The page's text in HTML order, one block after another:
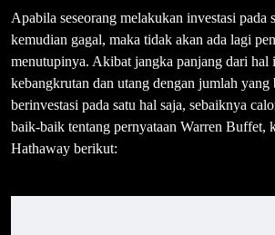
Apabila seseorang melakukan investasi pada
kemudian gagal, maka tidak akan ada lagi
menutupinya. Akibat jangka panjang dari hal
kebangkrutan dan utang dengan jumlah yang
berinvestasi pada satu hal saja, sebaiknya
baik-baik tentang pernyataan Warren Buffet,
Hathaway berikut: